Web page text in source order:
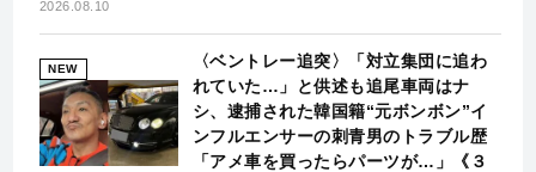
2026.08.10
NEW
〈ベントレー追突〉「対立集団に追わ
れていた…」と供述も追尾車両はナ
シ、逮捕された韓国籍“元ボンボン”イ
ンフルエンサーの刺青男のトラブル歴
「アメ車を買ったらパーツが…」《３